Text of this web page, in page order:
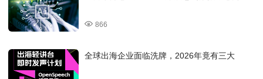
866
全球出海企业面临洗牌，2026年竟有三大